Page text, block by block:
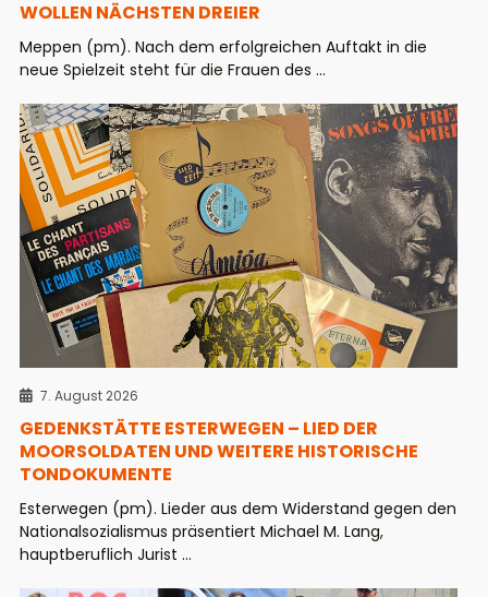
WOLLEN NÄCHSTEN DREIER
Meppen (pm). Nach dem erfolgreichen Auftakt in die
neue Spielzeit steht für die Frauen des ...
7. August 2026
GEDENKSTÄTTE ESTERWEGEN – LIED DER
MOORSOLDATEN UND WEITERE HISTORISCHE
TONDOKUMENTE
Esterwegen (pm). Lieder aus dem Widerstand gegen den
Nationalsozialismus präsentiert Michael M. Lang,
hauptberuflich Jurist ...